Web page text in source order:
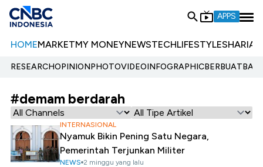
APPS
HOMEMARKETMY MONEYNEWSTECHLIFESTYLESHARIA
RESEARCHOPINIONPHOTOVIDEOINFOGRAPHIC
#demam berdarah
INTERNASIONAL
Nyamuk Bikin Pening Satu Negara,
Pemerintah Terjunkan Militer
NEWS 2 minggu yang lalu